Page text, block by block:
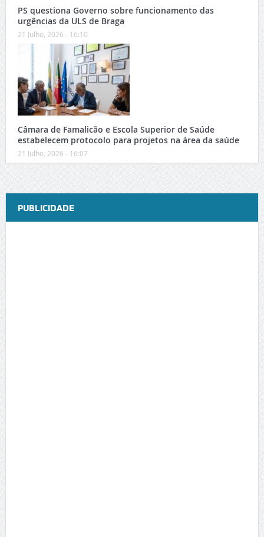
PS questiona Governo sobre funcionamento das
urgências da ULS de Braga
21 Julho, 2026 - 16:10
Câmara de Famalicão e Escola Superior de Saúde
estabelecem protocolo para projetos na área da saúde
21 Julho, 2026 - 16:07
PUBLICIDADE